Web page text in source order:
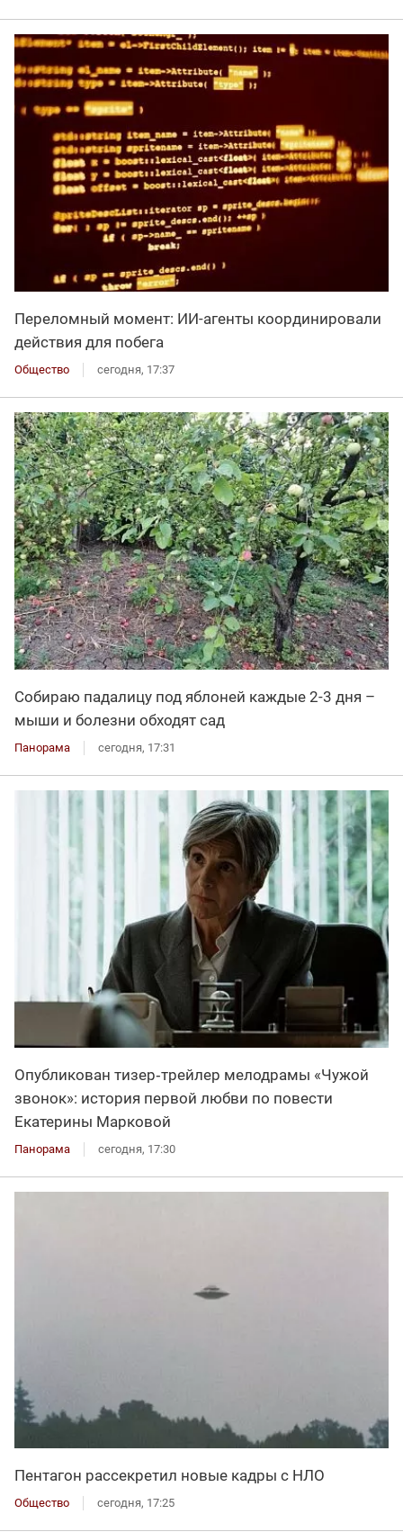
Переломный момент: ИИ-агенты координировали
действия для побега
Общество сегодня, 17:37
Собираю падалицу под яблоней каждые 2-3 дня –
мыши и болезни обходят сад
Панорама сегодня, 17:31
Опубликован тизер‑трейлер мелодрамы «Чужой
звонок»: история первой любви по повести
Екатерины Марковой
Панорама сегодня, 17:30
Пентагон рассекретил новые кадры с НЛО
Общество сегодня, 17:25